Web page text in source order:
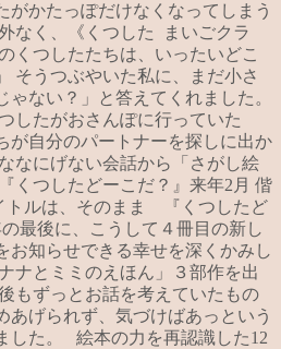
がかたっぽだけなくなってしまう
なく、《くつした まいごクラ
くつしたたちは、いったいどこ
そうつぶやいた私に、まだ小さ
ない？」と答えてくれました。
したがおさんぽに行っていた
が自分のパートナーを探しに出か
なにげない会話から「さがし絵
つしたどーこだ？』来年2月 偕
トルは、そのまま 『くつしたど
最後に、こうして４冊目の新し
お知らせできる幸せを深くかみし
ナとミミのえほん」３部作を出
もずっとお話を考えていたもの
あげられず、気づけばあっという
した。 絵本の力を再認識した12